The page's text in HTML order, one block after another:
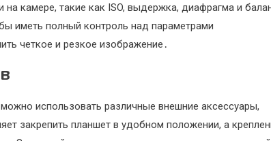
камере, такие как ISO, выдержка, диафрагма и
иметь полный контроль над параметрами
четкое и резкое изображение․
использовать различные внешние аксессуары,
закрепить планшет в удобном положении, а